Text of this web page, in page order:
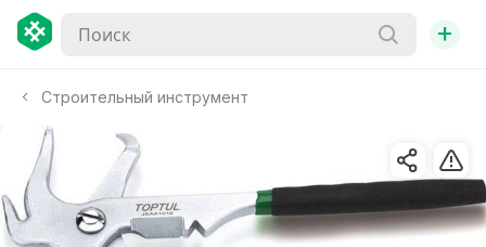
+
Строительный инструмент